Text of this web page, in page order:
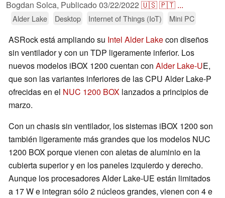
Bogdan Solca, Publicado 03/22/2022 🇺🇸🇵🇹 ...
Alder Lake Desktop Internet of Things (IoT) Mini PC
ASRock está ampliando su Intel Alder Lakecon diseños
sin ventilador y con un TDP ligeramente inferior. Los
nuevos modelos iBOX 1200 cuentan con Alder Lake-UE,
que son las variantes inferiores de las CPU Alder Lake-P
ofrecidas en el NUC 1200 BOX lanzados a principios de
marzo.
Con un chasis sin ventilador, los sistemas iBOX 1200 son
también ligeramente más grandes que los modelos NUC
1200 BOX porque vienen con aletas de aluminio en la
cubierta superior y en los paneles izquierdo y derecho.
Aunque los procesadores Alder Lake-UE están limitados
a 17 W e integran sólo 2 núcleos grandes, vienen con 4 e